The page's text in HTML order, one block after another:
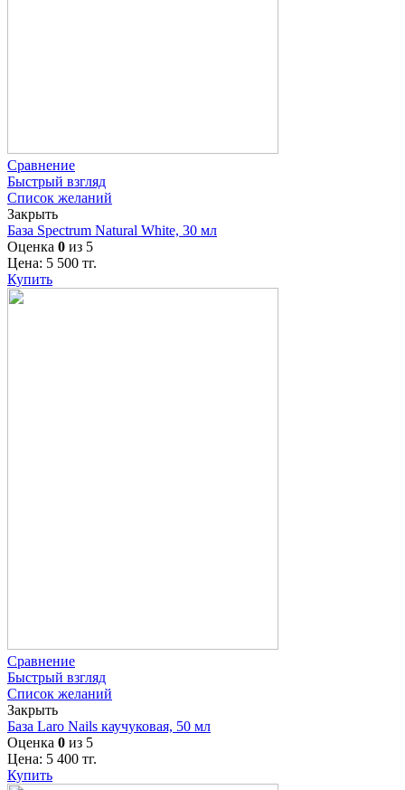
Сравнение
Быстрый взгляд
Список желаний
Закрыть
База Spectrum Natural White, 30 мл
Оценка 0 из 5
Цена: 5 500 тг.
Купить
Сравнение
Быстрый взгляд
Список желаний
Закрыть
База Laro Nails каучуковая, 50 мл
Оценка 0 из 5
Цена: 5 400 тг.
Купить